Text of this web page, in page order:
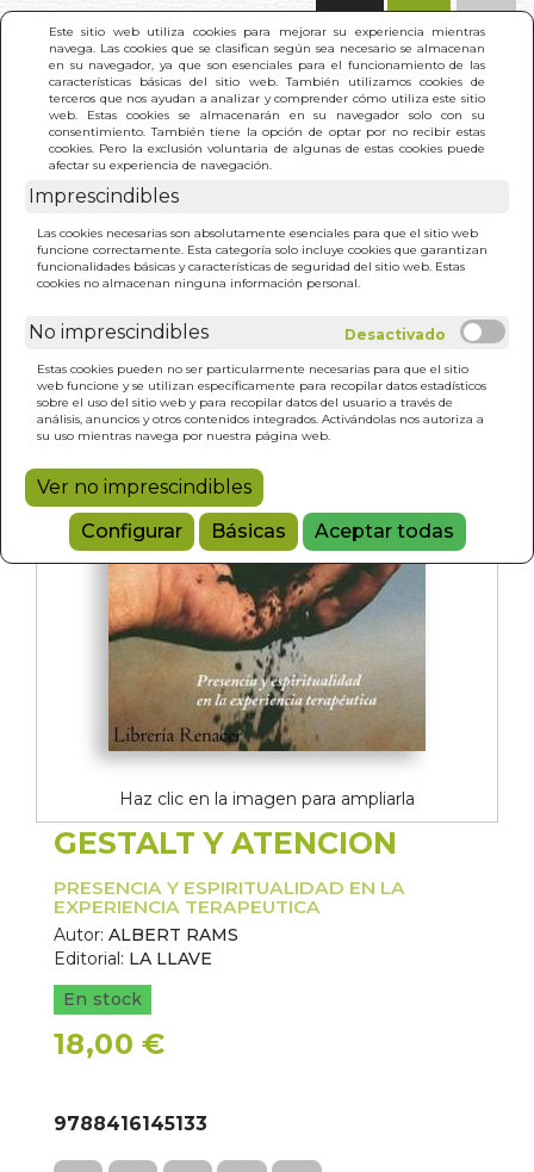
Este sitio web utiliza cookies para mejorar su experiencia mientras
navega. Las cookies que se clasifican según sea necesario se almacenan
en su navegador, ya que son esenciales para el funcionamiento de las
características básicas del sitio web. También utilizamos cookies de
terceros que nos ayudan a analizar y comprender cómo utiliza este sitio
web. Estas cookies se almacenarán en su navegador solo con su
consentimiento. También tiene la opción de optar por no recibir estas
cookies. Pero la exclusión voluntaria de algunas de estas cookies puede
afectar su experiencia de navegación.
Imprescindibles
Las cookies necesarias son absolutamente esenciales para que el sitio web
funcione correctamente. Esta categoría solo incluye cookies que garantizan
funcionalidades básicas y características de seguridad del sitio web. Estas
cookies no almacenan ninguna información personal.
No imprescindibles
Estas cookies pueden no ser particularmente necesarias para que el sitio
web funcione y se utilizan específicamente para recopilar datos estadísticos
sobre el uso del sitio web y para recopilar datos del usuario a través de
análisis, anuncios y otros contenidos integrados. Activándolas nos autoriza a
su uso mientras navega por nuestra página web.
Ver no imprescindibles
Configurar
Básicas Aceptar todas
INICIO > GESTALT Y ATENCION
Haz clic en la imagen para ampliarla
GESTALT Y ATENCION
PRESENCIA Y ESPIRITUALIDAD EN LA
EXPERIENCIA TERAPEUTICA
Autor: ALBERT RAMS
Editorial: LA LLAVE
En stock
18,00 €
9788416145133